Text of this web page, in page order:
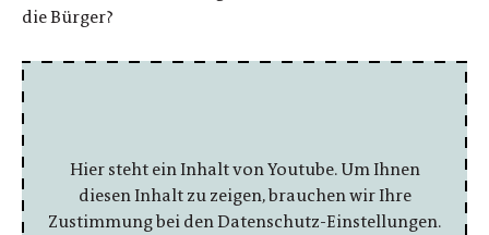
die Bürger?
Hier steht ein Inhalt von Youtube. Um Ihnen
diesen Inhalt zu zeigen, brauchen wir Ihre
Zustimmung bei den Datenschutz-Einstellungen.